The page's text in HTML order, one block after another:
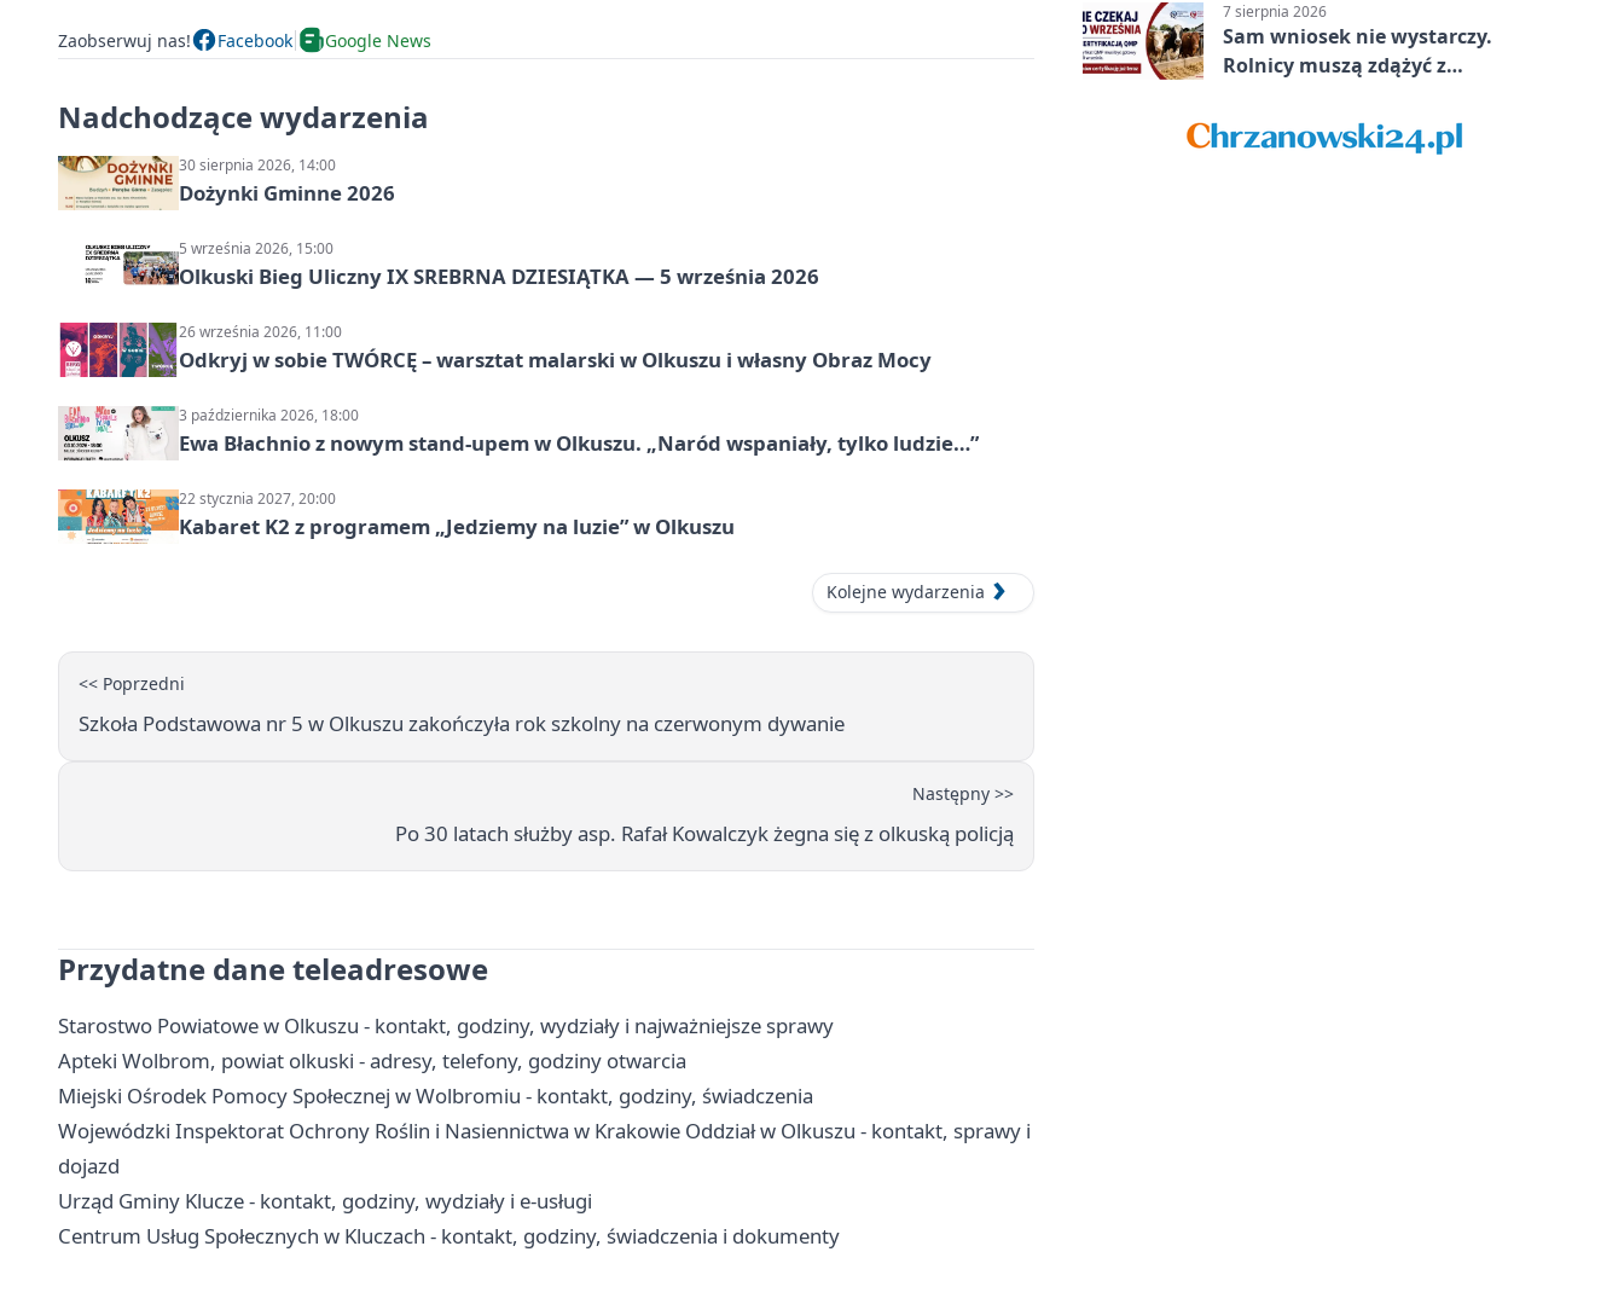
Zaobserwuj nas! Facebook Google News
Nadchodzące wydarzenia
30 sierpnia 2026, 14:00
Dożynki Gminne 2026
5 września 2026, 15:00
Olkuski Bieg Uliczny IX SREBRNA DZIESIĄTKA — 5 września 2026
26 września 2026, 11:00
Odkryj w sobie TWÓRCĘ – warsztat malarski w Olkuszu i własny Obraz Mocy
3 października 2026, 18:00
Ewa Błachnio z nowym stand-upem w Olkuszu. „Naród wspaniały, tylko ludzie…”
22 stycznia 2027, 20:00
Kabaret K2 z programem „Jedziemy na luzie” w Olkuszu
Kolejne wydarzenia
<< Poprzedni
Szkoła Podstawowa nr 5 w Olkuszu zakończyła rok szkolny na czerwonym dywanie
Następny >>
Po 30 latach służby asp. Rafał Kowalczyk żegna się z olkuską policją
Przydatne dane teleadresowe
Starostwo Powiatowe w Olkuszu - kontakt, godziny, wydziały i najważniejsze sprawy
Apteki Wolbrom, powiat olkuski - adresy, telefony, godziny otwarcia
Miejski Ośrodek Pomocy Społecznej w Wolbromiu - kontakt, godziny, świadczenia
Wojewódzki Inspektorat Ochrony Roślin i Nasiennictwa w Krakowie Oddział w Olkuszu - kontakt, sprawy i
dojazd
Urząd Gminy Klucze - kontakt, godziny, wydziały i e-usługi
Centrum Usług Społecznych w Kluczach - kontakt, godziny, świadczenia i dokumenty
7 sierpnia 2026
Sam wniosek nie wystarczy.
Rolnicy muszą zdążyć z